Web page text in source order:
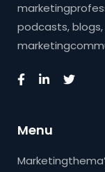
podcasts,
Menu